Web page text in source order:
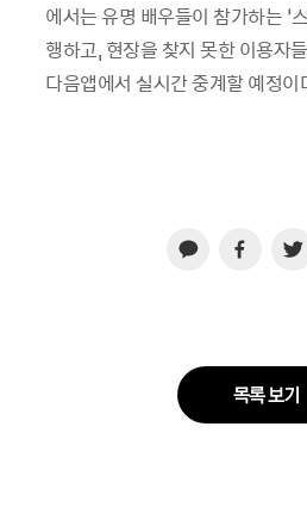
에서는 유명 배우들이 참가하는 ‘
행하고, 현장을 찾지 못한 이용자
다음앱에서 실시간 중계할 예정이
목록 보기